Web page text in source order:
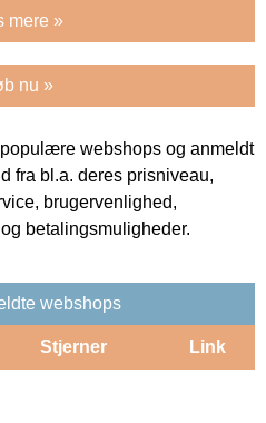
mere »
nu »
webshops og anmeldt
fra bl.a. deres prisniveau,
brugervenlighed,
betalingsmuligheder.
webshops
Stjerner Link